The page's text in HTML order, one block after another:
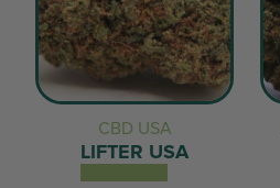
CBD USA
LIFTER USA